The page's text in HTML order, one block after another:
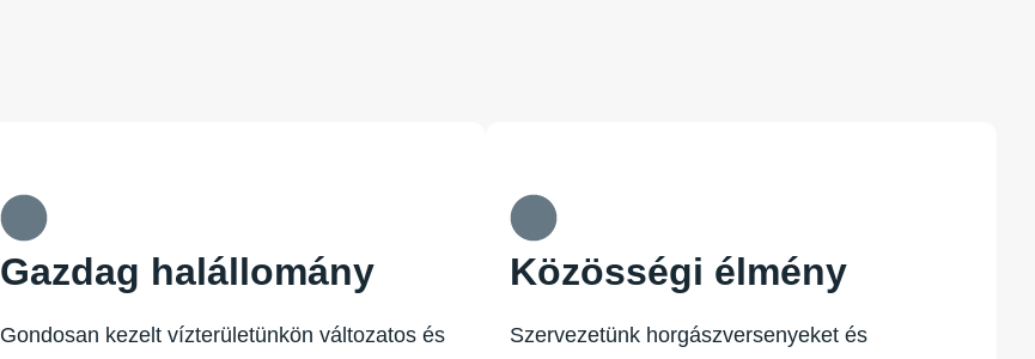
Gazdag halállomány
Gondosan kezelt vízterületünkön változatos és
Közösségi élmény
Szervezetünk horgászversenyeket és